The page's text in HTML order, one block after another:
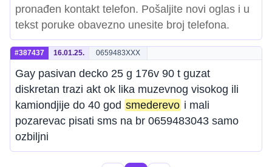
pronađen kontakt telefon. Pošaljite novi oglas i u
tekst poruke obavezno unesite broj telefona.
#387437 16.01.25. 0659483XXX
Gay pasivan decko 25 g 176v 90 t guzat
diskretan trazi akt ok lika muzevnog visokog ili
kamiondjije do 40 god smederevo i mali
pozarevac pisati sms na br 0659483043 samo
ozbiljni